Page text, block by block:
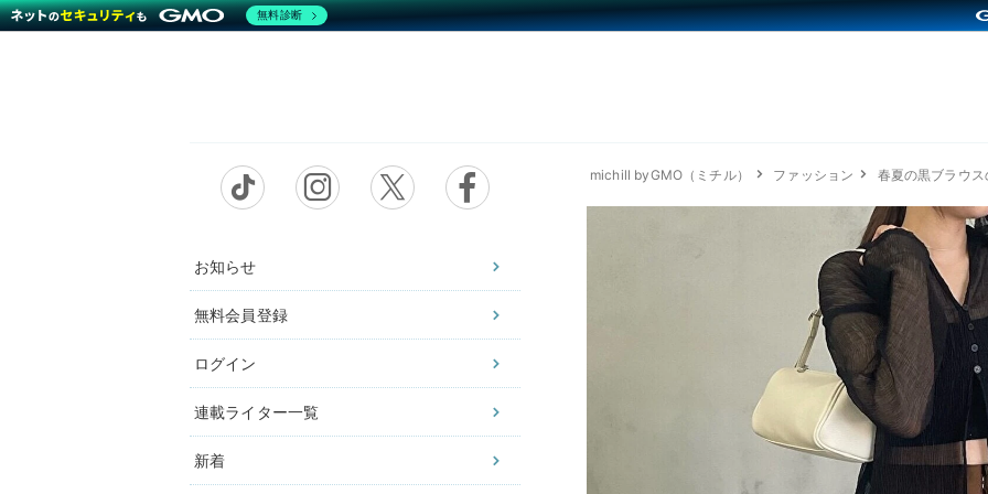
お知らせ
無料会員登録
ログイン
連載ライター一覧
新着
michill byGMO（ミチル） ファッション 春夏の黒ブラウ
無料診断